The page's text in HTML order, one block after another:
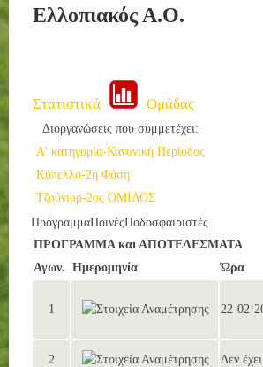
Ελλοπιακός Α.Ο.
Στατιστικά Ομάδας
Διοργανώσεις που συμμετέχει:
Α' κατηγορία-Κανονική Περίοδος
Κύπελλο-2η Φάση
Τζούνιορ-2ος ΟΜΙΛΟΣ
ΠρόγραμμαΠοινέςΠοδοσφαιριστές
ΠΡΟΓΡΑΜΜΑ και ΑΠΟΤΕΛΕΣΜΑΤΑ
Αγων. Ημερομηνία Ώρα
1 22-02-
2 Δεν